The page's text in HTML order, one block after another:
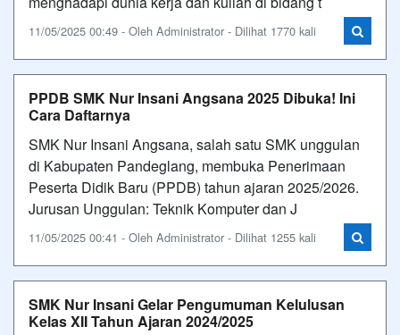
11/05/2025 00:49 - Oleh Administrator - Dilihat 1770 kali
PPDB SMK Nur Insani Angsana 2025 Dibuka! Ini
Cara Daftarnya
SMK Nur Insani Angsana, salah satu SMK unggulan
di Kabupaten Pandeglang, membuka Penerimaan
Peserta Didik Baru (PPDB) tahun ajaran 2025/2026.
Jurusan Unggulan: Teknik Komputer dan J
11/05/2025 00:41 - Oleh Administrator - Dilihat 1255 kali
SMK Nur Insani Gelar Pengumuman Kelulusan
Kelas XII Tahun Ajaran 2024/2025